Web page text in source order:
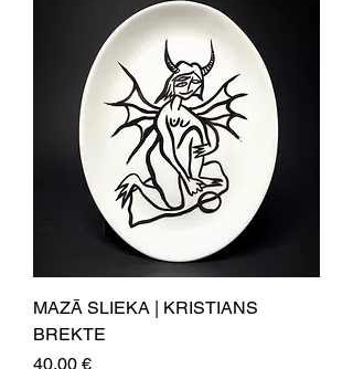
MAZĀ SLIEKA | KRISTIANS
BREKTE
Price
40,00 €